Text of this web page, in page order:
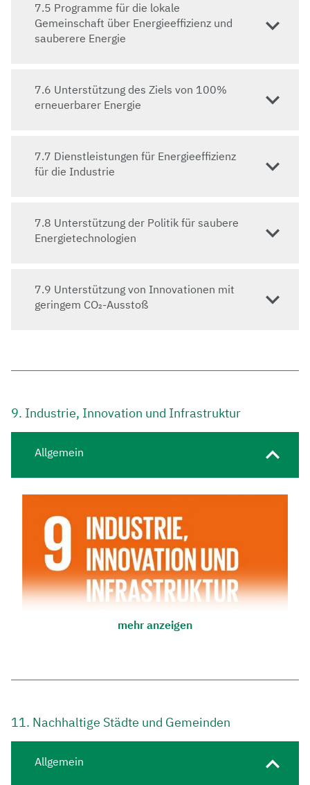
Zusammenarbeit mit dem Bayerischen Zentrum für
Batterietechnik BayBatt stellen überdies einen
wichtigen Grundstein für die Erforschung und den
7.5 Programme für die lokale
Gemeinschaft über Energieeffizienz und
sauberere Energie
7.6 Unterstützung des Ziels von 100%
erneuerbarer Energie
7.7 Dienstleistungen für Energieeffizienz
für die Industrie
7.8 Unterstützung der Politik für saubere
Energietechnologien
7.9 Unterstützung von Innovationen mit
geringem CO₂-Ausstoß
9. Industrie, Innovation und Infrastruktur
Allgemein
mehr anzeigen
11. Nachhaltige Städte und Gemeinden
Allgemein